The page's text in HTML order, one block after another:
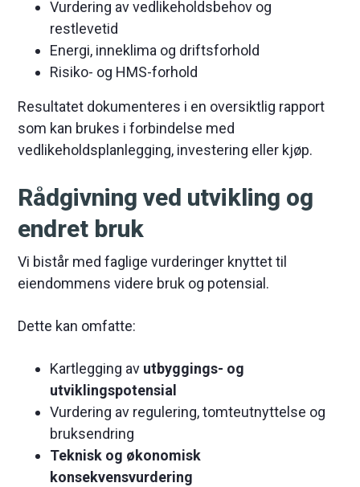
Vurdering av vedlikeholdsbehov og
restlevetid
Energi, inneklima og driftsforhold
Risiko- og HMS-forhold
Resultatet dokumenteres i en oversiktlig rapport
som kan brukes i forbindelse med
vedlikeholdsplanlegging, investering eller kjøp.
Rådgivning ved utvikling og
endret bruk
Vi bistår med faglige vurderinger knyttet til
eiendommens videre bruk og potensial.
Dette kan omfatte:
Kartlegging av utbyggings- og
utviklingspotensial
Vurdering av regulering, tomteutnyttelse og
bruksendring
Teknisk og økonomisk
konsekvensvurdering